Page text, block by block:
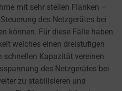
mit sehr steilen Flanken –
des Netzgerätes bei
können. Für diese Fälle haben
welches einen dreistufigen
schnellen Kapazität vereinen
des Netzgerätes bei
zu stabilisieren und